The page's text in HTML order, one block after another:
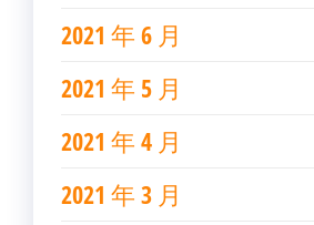
2021 年 6 月
2021 年 5 月
2021 年 4 月
2021 年 3 月